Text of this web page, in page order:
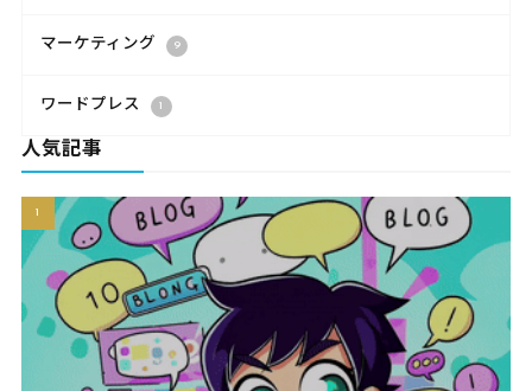
マーケティング 9
ワードプレス 1
人気記事